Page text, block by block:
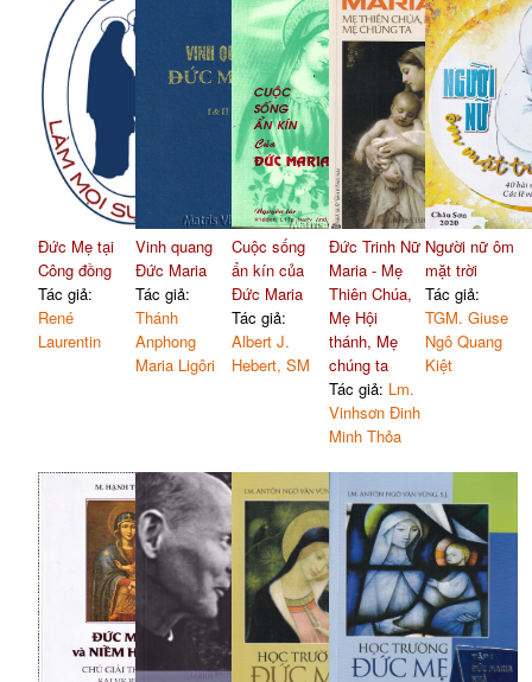
Đức Mẹ tại
Công đồng
Tác giả:
René
Laurentin
Vinh quang
Đức Maria
Tác giả:
Thánh
Anphong
Maria Ligôri
Cuộc sống
ẩn kín của
Đức Maria
Tác giả:
Albert J.
Hebert, SM
Đức Trinh Nữ
Maria - Mẹ
Thiên Chúa,
Mẹ Hội
thánh, Mẹ
chúng ta
Tác giả: Lm.
Vinhsơn Đinh
Minh Thỏa
Người nữ ôm
mặt trời
Tác giả:
TGM. Giuse
Ngô Quang
Kiệt